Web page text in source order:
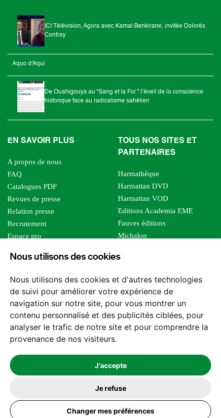
Nous utilisons des cookies
Nous utilisons des cookies et d'autres technologies
de suivi pour améliorer votre expérience de
navigation sur notre site, pour vous montrer un
contenu personnalisé et des publicités ciblées, pour
analyser le trafic de notre site et pour comprendre la
provenance de nos visiteurs.
J'accepte
Je refuse
Changer mes préférences
ICI Télévision, Agora avec Kamal Benkirane, invitée Dolorès
Contray
Aquo d'Aqui
De Ouahigouya au "Sang et la Foi " l’éveil de la conscience
historique face au radicalisme sahélien
EN SAVOIR PLUS
A propos de nous
FAQ
Catalogues PDF
Revues de presse
Relation presse
Recrutement
Espace pro
Foreign rights
TOUS NOS SITES ET
PARTENAIRES
Harmathèque
Harmattan DVD
Harmattan VOD
Editions Academia EME
Fauves éditions
Michalon
Editions Sutton
Les impliqués
Tous les éditeurs
Nos structures
Nous contacter
2026 -© Les Editions l'Harmattan. Tous droits réservés - Site réalisé par